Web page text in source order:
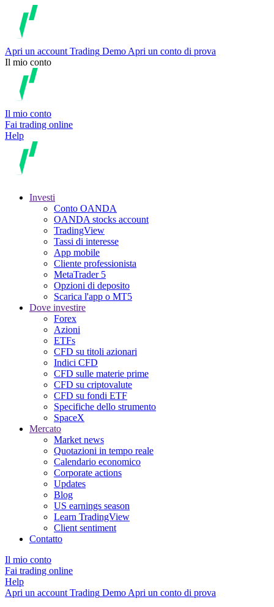
Apri un account Trading Demo Apri un conto di prova
Il mio conto
Il mio conto
Fai trading online
Help
Investi
Conto OANDA
OANDA stocks account
TradingView
Tassi di interesse
App mobile
Cliente professionista
MetaTrader 5
Opzioni di deposito
Scarica l'app o MT5
Dove investire
Forex
Azioni
ETFs
CFD su titoli azionari
Indici CFD
CFD sulle materie prime
CFD su criptovalute
CFD su fondi ETF
Specifiche dello strumento
SpaceX
Mercato
Market news
Quotazioni in tempo reale
Calendario economico
Corporate actions
Updates
Blog
US earnings season
Learn TradingView
Client sentiment
Contatto
Il mio conto
Fai trading online
Help
Apri un account Trading Demo Apri un conto di prova